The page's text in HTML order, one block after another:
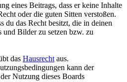
eines Beitrags, dass er keine Inhalte
oder die guten Sitten verstoßen.
du das Recht besitzt, die in deinen
Bilder zu setzen bzw. zu
das Hausrecht aus.
kann der
Nutzung dieses Boards